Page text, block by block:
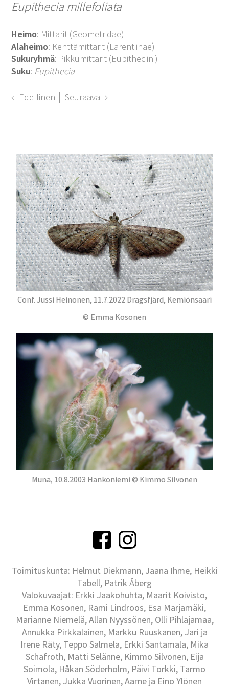
Eupithecia millefoliata
Heimo: Mittarit (Geometridae)
Alaheimo: Kenttämittarit (Larentiinae)
Sukuryhmä: Pikkumittarit (Eupitheciini)
Suku: Eupithecia
← Edellinen │Seuraava →
Conf. Jussi Heinonen, 11.7.2022 Dragsfjärd, Kemiönsaari
© Emma Kosonen
Muna, 10.8.2003 Hankoniemi © Kimmo Silvonen
Toimituskunta: Helmut Diekmann, Jaana Ihme, Heikki
Tabell, Patrik Åberg
Valokuvaajat: Erkki Jaakohuhta, Maarit Koivisto,
Emma Kosonen, Rami Lindroos, Esa Marjamäki,
Marianne Niemelä, Allan Nyyssönen, Olli Pihlajamaa,
Annukka Pirkkalainen, Markku Ruuskanen, Jari ja
Irene Räty, Teppo Salmela, Erkki Santamala, Mika
Schafroth, Matti Selänne, Kimmo Silvonen, Eija
Soimola, Håkan Söderholm, Päivi Torkki, Tarmo
Virtanen, Jukka Vuorinen, Aarne ja Eino Ylönen